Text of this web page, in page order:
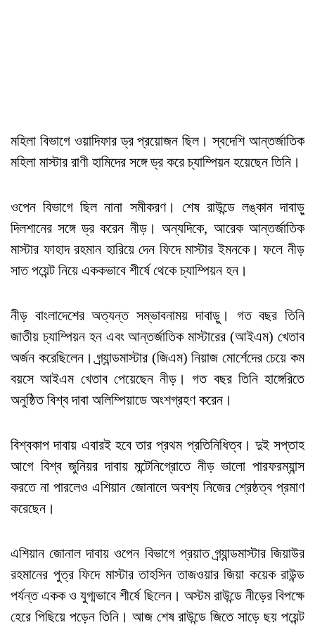
মহিলা বিভাগে ওয়াদিফার ড্র প্রয়োজন ছিল। স্বদেশি আন্তর্জাতিক
মহিলা মাস্টার রাণী হামিদের সঙ্গে ড্র করে চ্যাম্পিয়ন হয়েছেন তিনি।
ওপেন বিভাগে ছিল নানা সমীকরণ। শেষ রাউন্ডে লঙ্কান দাবাড়ু
দিলশানের সঙ্গে ড্র করেন নীড়। অন্যদিকে, আরেক আন্তর্জাতিক
মাস্টার ফাহাদ রহমান হারিয়ে দেন ফিদে মাস্টার ইমনকে। ফলে নীড়
সাত পয়েন্ট নিয়ে এককভাবে শীর্ষে থেকে চ্যাম্পিয়ন হন।
নীড় বাংলাদেশের অত্যন্ত সম্ভাবনাময় দাবাড়ু। গত বছর তিনি
জাতীয় চ্যাম্পিয়ন হন এবং আন্তর্জাতিক মাস্টারের (আইএম) খেতাব
অর্জন করেছিলেন। গ্র্যান্ডমাস্টার (জিএম) নিয়াজ মোর্শেদের চেয়ে কম
বয়সে আইএম খেতাব পেয়েছেন নীড়। গত বছর তিনি হাঙ্গেরিতে
অনুষ্ঠিত বিশ্ব দাবা অলিম্পিয়াডে অংশগ্রহণ করেন।
বিশ্বকাপ দাবায় এবারই হবে তার প্রথম প্রতিনিধিত্ব। দুই সপ্তাহ
আগে বিশ্ব জুনিয়র দাবায় মন্টেনিগ্রোতে নীড় ভালো পারফরম্যান্স
করতে না পারলেও এশিয়ান জোনালে অবশ্য নিজের শ্রেষ্ঠত্ব প্রমাণ
করেছেন।
এশিয়ান জোনাল দাবায় ওপেন বিভাগে প্রয়াত গ্র্যান্ডমাস্টার জিয়াউর
রহমানের পুত্র ফিদে মাস্টার তাহসিন তাজওয়ার জিয়া কয়েক রাউন্ড
পর্যন্ত একক ও যুগ্মভাবে শীর্ষে ছিলেন। অস্টম রাউন্ডে নীড়ের বিপক্ষে
হেরে পিছিয়ে পড়েন তিনি। আজ শেষ রাউন্ডে জিতে সাড়ে ছয় পয়েন্ট